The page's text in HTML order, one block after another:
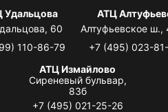
Удальцова
60
110-86-79
АТЦ
Алтуфьевское ш.,
+7 (495) 023-
АТЦ Измайлово
Сиреневый бульвар,
83б
+7 (495) 021-25-26